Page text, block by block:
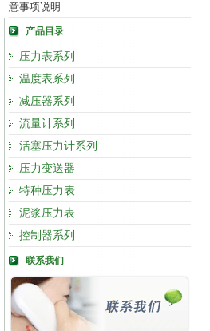
意事项说明
产品目录
压力表系列
温度表系列
减压器系列
流量计系列
活塞压力计系列
压力变送器
特种压力表
泥浆压力表
控制器系列
联系我们